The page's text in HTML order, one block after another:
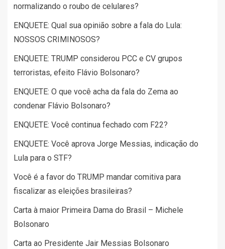
normalizando o roubo de celulares?
ENQUETE: Qual sua opinião sobre a fala do Lula:
NOSSOS CRIMINOSOS?
ENQUETE: TRUMP considerou PCC e CV grupos
terroristas, efeito Flávio Bolsonaro?
ENQUETE: O que você acha da fala do Zema ao
condenar Flávio Bolsonaro?
ENQUETE: Você continua fechado com F22?
ENQUETE: Você aprova Jorge Messias, indicação do
Lula para o STF?
Você é a favor do TRUMP mandar comitiva para
fiscalizar as eleições brasileiras?
Carta à maior Primeira Dama do Brasil – Michele
Bolsonaro
Carta ao Presidente Jair Messias Bolsonaro